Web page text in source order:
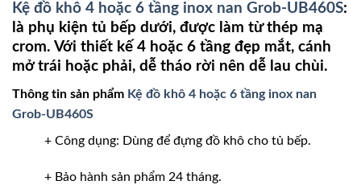
Kệ đồ khô 4 hoặc 6 tầng inox nan Grob-UB460S:
là phụ kiện tủ bếp dưới, được làm từ thép mạ
crom. Với thiết kế 4 hoặc 6 tầng đẹp mắt, cánh
mở trái hoặc phải, dễ tháo rời nên dễ lau chùi.
Thông tin sản phẩm Kệ đồ khô 4 hoặc 6 tầng inox nan
Grob-UB460S
+ Công dụng: Dùng để đựng đồ khô cho tủ bếp.
+ Bảo hành sản phẩm 24 tháng.